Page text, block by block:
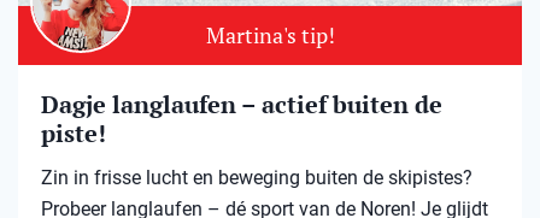
Martina's tip!
Dagje langlaufen – actief buiten de
piste!
Zin in frisse lucht en beweging buiten de skipistes?
Probeer langlaufen – dé sport van de Noren! Je glijdt